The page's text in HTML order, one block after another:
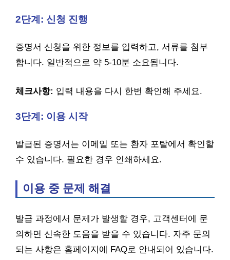
2단계: 신청 진행
증명서 신청을 위한 정보를 입력하고, 서류를 첨부
합니다. 일반적으로 약 5-10분 소요됩니다.
체크사항: 입력 내용을 다시 한번 확인해 주세요.
3단계: 이용 시작
발급된 증명서는 이메일 또는 환자 포탈에서 확인할
수 있습니다. 필요한 경우 인쇄하세요.
이용 중 문제 해결
발급 과정에서 문제가 발생할 경우, 고객센터에 문
의하면 신속한 도움을 받을 수 있습니다. 자주 문의
되는 사항은 홈페이지에 FAQ로 안내되어 있습니다.